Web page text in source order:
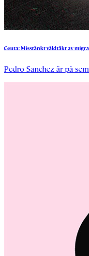
Ceuta:Misstänktvåldtäktav
Pedro Sanchez är på